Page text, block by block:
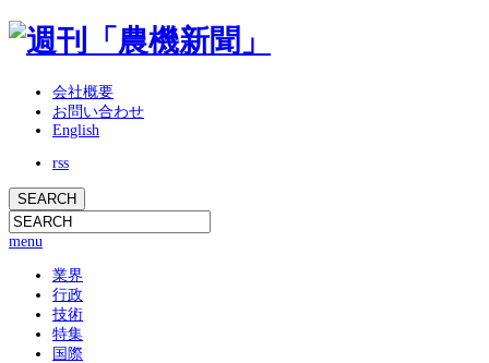
会社概要
お問い合わせ
English
rss
menu
業界
行政
技術
特集
国際